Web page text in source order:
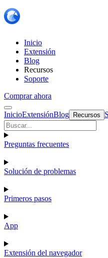
Inicio
Extensión
Blog
Recursos
Soporte
Comprar ahora
InicioExtensiónBlog Recursos
Preguntas frecuentes
Solución de problemas
Primeros pasos
App
Extensión del navegador